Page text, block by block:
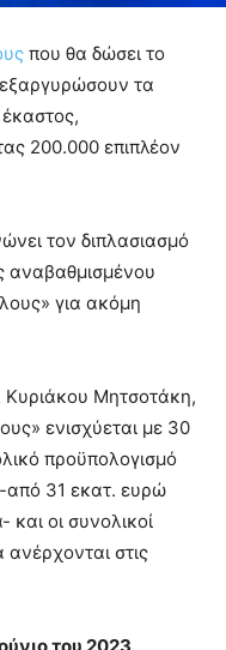
που θα δώσει το
τα
200.000 επιπλέον
τον διπλασιασμό
αναβαθμισμένου
για ακόμη
Μητσοτάκη,
ενισχύεται με 30
προϋπολογισμό
-από 31 εκατ. ευρώ
και οι συνολικοί
ανέρχονται στις